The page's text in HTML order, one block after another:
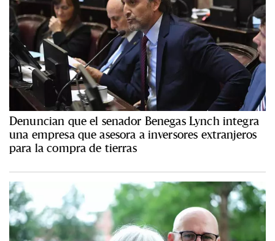
Denuncian que el senador Benegas Lynch integra
una empresa que asesora a inversores extranjeros
para la compra de tierras